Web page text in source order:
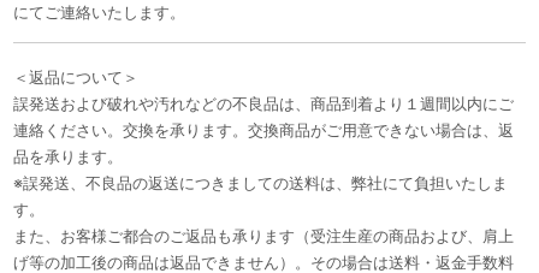
にてご連絡いたします。
＜返品について＞
誤発送および破れや汚れなどの不良品は、商品到着より１週間以内にご
連絡ください。交換を承ります。交換商品がご用意できない場合は、返
品を承ります。
※誤発送、不良品の返送につきましての送料は、弊社にて負担いたしま
す。
また、お客様ご都合のご返品も承ります（受注生産の商品および、肩上
げ等の加工後の商品は返品できません）。その場合は送料・返金手数料